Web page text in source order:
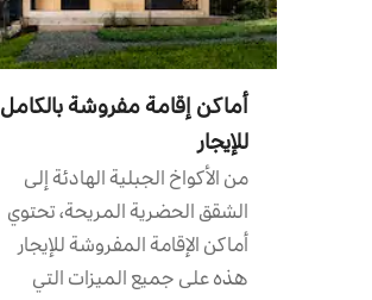
أماكن إقامة مفروشة بالكامل
للإيجار
من الأكواخ الجبلية الهادئة إلى
الشقق الحضرية المريحة، تحتوي
أماكن الإقامة المفروشة للإيجار
هذه على جميع الميزات التي